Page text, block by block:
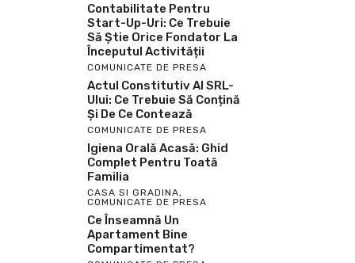
Contabilitate Pentru
Start-Up-Uri: Ce Trebuie
Să Știe Orice Fondator La
Începutul Activității
COMUNICATE DE PRESA
Actul Constitutiv Al SRL-
Ului: Ce Trebuie Să Conțină
Și De Ce Contează
COMUNICATE DE PRESA
Igiena Orală Acasă: Ghid
Complet Pentru Toată
Familia
CASA SI GRADINA,
COMUNICATE DE PRESA
Ce Înseamnă Un
Apartament Bine
Compartimentat?